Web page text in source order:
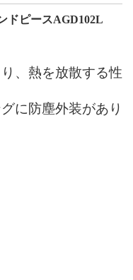
ドピースAGD102L
、熱を放散する性
に防塵外装があり